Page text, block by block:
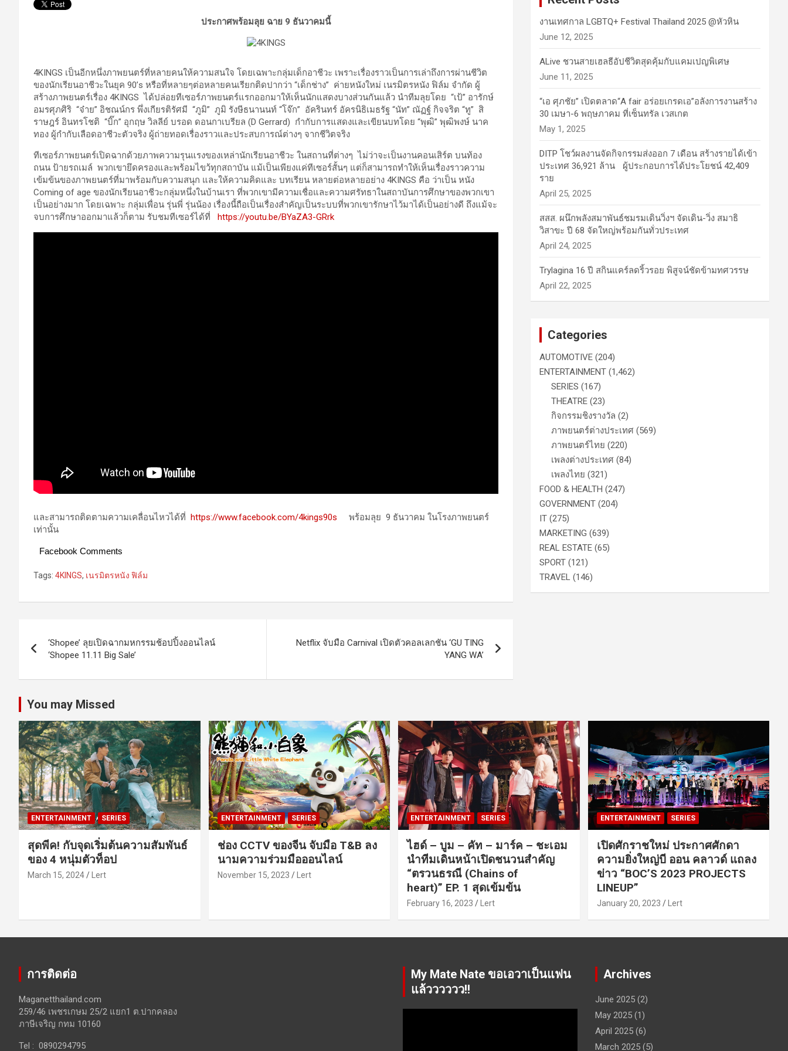
ประกาศพร้อมลุย ฉาย 9 ธันวาคมนี้
4KINGS เป็นอีกหนึ่งภาพยนตร์ที่หลายคนให้ความสนใจ โดยเฉพาะกลุ่มเด็กอาชีวะ เพราะเรื่องราวเป็นการเล่าถึงการผ่านชีวิต
ของนักเรียนอาชีวะในยุค 90’s หรือที่หลายๆต่อหลายคนเรียกติดปากว่า “เด็กช่าง” ค่ายหนังใหม่ เนรมิตรหนัง ฟิล์ม จำกัด ผู้
สร้างภาพยนตร์เรื่อง 4KINGS ได้ปล่อยทีเซอร์ภาพยนตร์แรกออกมาให้เห็นนักแสดงบางส่วนกันแล้ว นำทีมลุยโดย “เป้” อารักษ์
อมรศุภศิริ “จ๋าย” อิชณน์กร พึ่งเกียรติรัศมี “ภูมิ” ภูมิ รังษีธนานนท์ “โจ๊ก” อัครินทร์ อัครนิธิเมธรัฐ “นัท” ณัฏฐ์ กิจจริต “ทู” สิ
ราษฎร์ อินทรโชติ “บิ๊ก” อุกฤษ วิลลีย์ บรอด ดอนกาเบรียล (D Gerrard) กำกับการแสดงและเขียนบทโดย “พุฒิ” พุฒิพงษ์ นาค
ทอง ผู้กำกับเลือดอาชีวะตัวจริง ผู้ถ่ายทอดเรื่องราวและประสบการณ์ต่างๆ จากชีวิตจริง
ทีเซอร์ภาพยนตร์เปิดฉากด้วยภาพความรุนแรงของเหล่านักเรียนอาชีวะ ในสถานที่ต่างๆ ไม่ว่าจะเป็นงานคอนเสิร์ต บนท้อง
ถนน ป้ายรถเมล์ พวกเขายึดครองและพร้อมไขว้ทุกสถาบัน แม้เป็นเพียงแค่ทีเซอร์สั้นๆ แต่ก็สามารถทำให้เห็นเรื่องราวความ
เข้มข้นของภาพยนตร์ที่มาพร้อมกับความสนุก และให้ความคิดและ บทเรียน หลายต่อหลายอย่าง 4KINGS คือ ว่าเป็น หนัง
Coming of age ของนักเรียนอาชีวะกลุ่มหนึ่งในบ้านเรา ที่พวกเขามีความเชื่อและความศรัทธาในสถาบันการศึกษาของพวกเขา
เป็นอย่างมาก โดยเฉพาะ กลุ่มเพื่อน รุ่นพี่ รุ่นน้อง เรื่องนี้ถือเป็นเรื่องสำคัญเป็นระบบที่พวกเขารักษาไว้มาได้เป็นอย่างดี ถึงแม้จะ
จบการศึกษาออกมาแล้วก็ตาม รับชมทีเซอร์ได้ที่ https://youtu.be/BYaZA3-GRrk
และสามารถติดตามความเคลื่อนไหวได้ที่ https://www.facebook.com/4kings90s
พร้อมลุย 9 ธันวาคม ในโรงภาพยนตร์
เท่านั้น
Facebook Comments
Tags: 4KINGS, เนรมิตรหนัง ฟิล์ม
navigation
‘Shopee’ ลุยเปิดฉากมหกรรมช้อปปิ้งออนไลน์
‘Shopee 11.11 Big Sale’
Netflix จับมือ Carnival เปิดตัวคอลเลกชัน ‘GU TING
YANG WA’
งานเทศกาล LGBTQ+ Festival Thailand 2025 @หัวหิน
June 12, 2025
ALive ชวนสายเฮลธีอัปชีวิตสุดคุ้มกับแคมเปญพิเศษ
June 11, 2025
“เอ ศุภชัย” เปิดตลาด“A fair อร่อยเกรดเอ”อลังการงานสร้าง
30 เมษา-6 พฤษภาคม ที่เซ็นทรัล เวสเกต
May 1, 2025
DITP โชว์ผลงานจัดกิจกรรมส่งออก 7 เดือน สร้างรายได้เข้า
ประเทศ 36,921 ล้าน ผู้ประกอบการได้ประโยชน์ 42,409
ราย
April 25, 2025
สสส. ผนึกพลังสมาพันธ์ชมรมเดินวิ่งฯ จัดเดิน-วิ่ง สมาธิ
วิสาขะ ปี 68 จัดใหญ่พร้อมกันทั่วประเทศ
April 24, 2025
Trylagina 16 ปี สกินแคร์ลดริ้วรอย พิสูจน์ชัดข้ามทศวรรษ
April 22, 2025
Categories
AUTOMOTIVE (204)
ENTERTAINMENT (1,462)
SERIES (167)
THEATRE (23)
กิจกรรมชิงรางวัล (2)
ภาพยนตร์ต่างประเทศ (569)
ภาพยนตร์ไทย (220)
เพลงต่างประเทศ (84)
เพลงไทย (321)
FOOD & HEALTH (247)
GOVERNMENT (204)
IT (275)
MARKETING (639)
REAL ESTATE (65)
SPORT (121)
TRAVEL (146)
You may Missed
ENTERTAINMENT SERIES
สุดพีค! กับจุดเริ่มต้นความสัมพันธ์
ของ 4 หนุ่มตัวท็อป
March 15, 2024 Lert
ENTERTAINMENT SERIES
ช่อง CCTV ของจีน จับมือ T&B ลง
นามความร่วมมือออนไลน์
November 15, 2023 Lert
ENTERTAINMENT SERIES
ไฮด์ – บูม – คัท – มาร์ค – ชะเอม
นำทีมเดินหน้าเปิดชนวนสำคัญ
“ตรวนธรณี (Chains of
heart)” EP. 1 สุดเข้มข้น
February 16, 2023 Lert
ENTERTAINMENT SERIES
เปิดศักราชใหม่ ประกาศศักดา
ความยิ่งใหญ่บี ออน คลาวด์ แถลง
ข่าว “BOC’S 2023 PROJECTS
LINEUP”
January 20, 2023 Lert
การติดต่อ
Maganetthailand.com
259/46 เพชรเกษม 25/2 แยก1 ต.ปากคลอง
ภาษีเจริญ กทม 10160
Tel : 0890294795
My Mate Nate ขอเอวาเป็นแฟน
แล้วววววว!!
Archives
June 2025(2)
May 2025(1)
April 2025(6)
March 2025(5)